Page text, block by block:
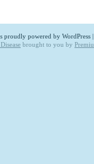
proudly powered by WordPress |
brought to you by